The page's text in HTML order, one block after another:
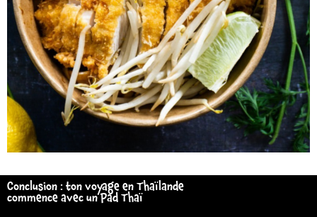
Conclusion : ton voyage en Thaïlande
commence avec un Pad Thaï